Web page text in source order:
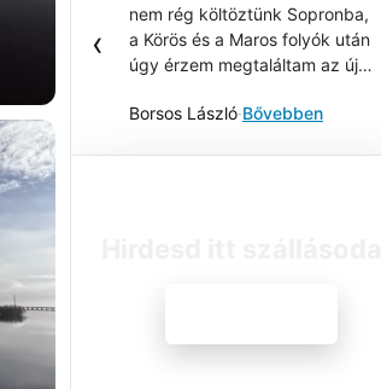
‹
nem rég költöztünk Sopronba,
a Körös és a Maros folyók után
úgy érzem megtaláltam az új
vadregény, az ős-tó !!!”
Borsos László·Bővebben